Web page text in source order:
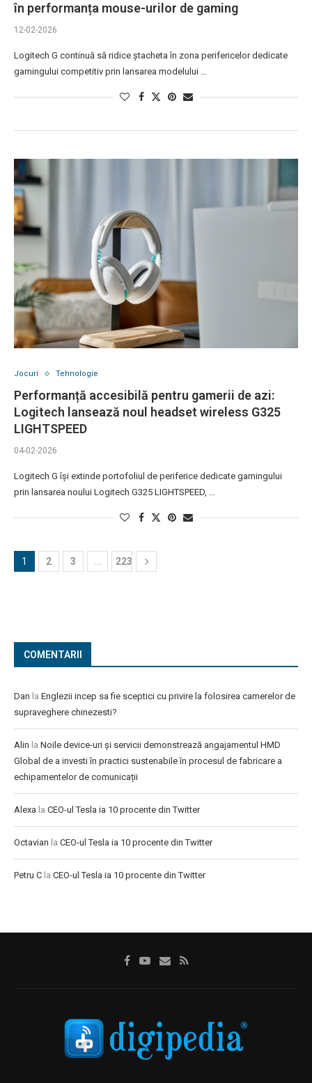
în performanța mouse-urilor de gaming
12-02-2026
Logitech G continuă să ridice ștacheta în zona perifericelor dedicate
gamingului competitiv prin lansarea modelului …
Jocuri Tehnologie
Performanță accesibilă pentru gamerii de azi:
Logitech lansează noul headset wireless G325
LIGHTSPEED
04-02-2026
Logitech G își extinde portofoliul de periferice dedicate gamingului
prin lansarea noului Logitech G325 LIGHTSPEED, …
1 2 3 … 223
COMENTARII
Dan la Englezii incep sa fie sceptici cu privire la folosirea camerelor de
supraveghere chinezesti?
Alin la Noile device-uri și servicii demonstrează angajamentul HMD
Global de a investi în practici sustenabile în procesul de fabricare a
echipamentelor de comunicații
Alexa la CEO-ul Tesla ia 10 procente din Twitter
Octavian la CEO-ul Tesla ia 10 procente din Twitter
Petru C la CEO-ul Tesla ia 10 procente din Twitter